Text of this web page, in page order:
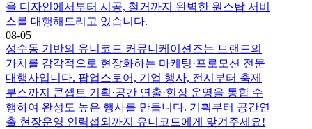
을 디자인에서부터 시공, 철거까지 완벽한 원스탑 서비
스를 대행해드리고 있습니다.
08-05
성수동 기반의 유니코드 커뮤니케이션즈는 브랜드의
가치를 감각적으로 현장화하는 마케팅·프로모션 전문
대행사입니다. 팝업스토어, 기업 행사, 전시부터 축제
부스까지 콘셉트 기획·공간 연출·현장 운영을 통합 수
행하여 완성도 높은 행사를 만듭니다. 기획부터 공간연
출 현장운영 인력섭외까지 유니코드에게 맞겨주세요!